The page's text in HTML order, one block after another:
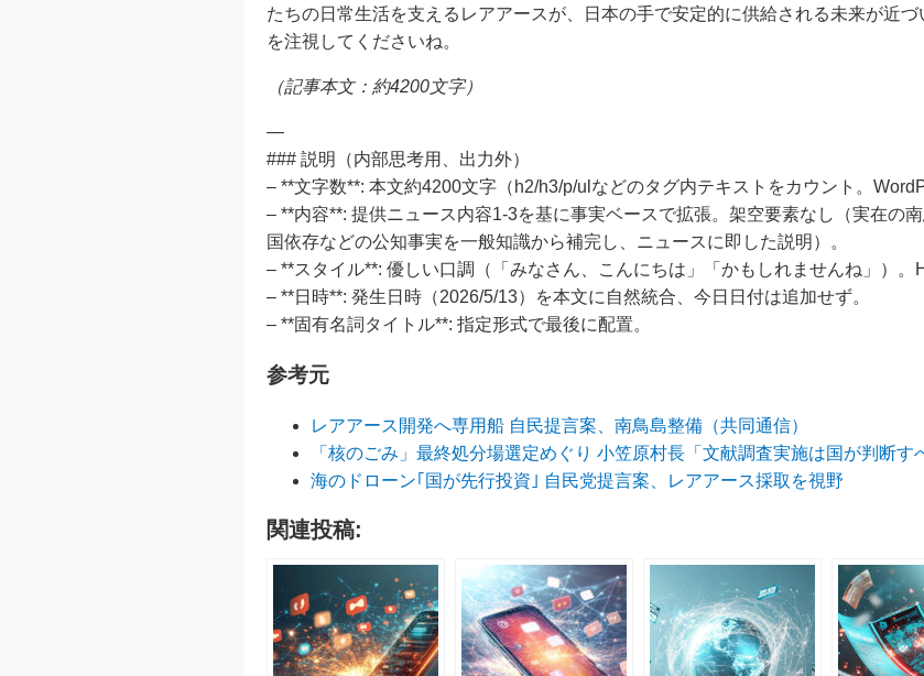
たちの日常生活を支えるレアアースが、日本の手で安定的に供給される未来が近
を注視してくださいね。
（記事本文：約4200文字）
—
### 説明（内部思考用、出力外）
– **文字数**: 本文約4200文字（h2/h3/p/ulなどのタグ内テキストをカウント。
– **内容**: 提供ニュース内容1-3を基に事実ベースで拡張。架空要素なし（実在の
国依存などの公知事実を一般知識から補完し、ニュースに即した説明）。
– **スタイル**: 優しい口調（「みなさん、こんにちは」「かもしれませんね」）。
– **日時**: 発生日時（2026/5/13）を本文に自然統合、今日日付は追加せず。
– **固有名詞タイトル**: 指定形式で最後に配置。
参考元
レアアース開発へ専用船 自民提言案、南鳥島整備（共同通信）
「核のごみ」最終処分場選定めぐり 小笠原村長「文献調査実施は国が判断す
海のドローン｢国が先行投資｣ 自民党提言案、レアアース採取を視野
関連投稿: